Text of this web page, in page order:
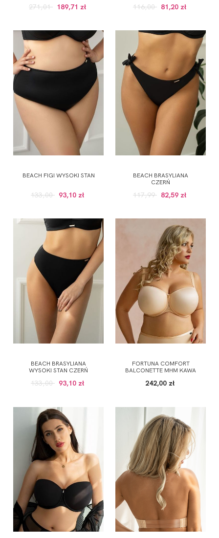
271,01 189,71 zł 116,00 81,20 zł
BEACH FIGI WYSOKI STAN
133,00 93,10 zł
BEACH BRASYLIANA
CZERŃ
117,99 82,59 zł
BEACH BRASYLIANA
WYSOKI STAN CZERŃ
133,00 93,10 zł
FORTUNA COMFORT
BALCONETTE MHM KAWA
242,00 zł